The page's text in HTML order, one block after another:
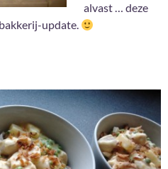
alvast … deze
update.